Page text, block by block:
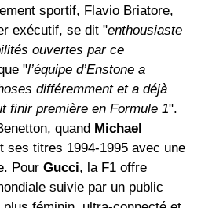
sportif, Flavio Briatore,
exécutif, se dit "enthousiaste
ouvertes par ce
"l’équipe d’Enstone a
différemment et a déjà
finir première en Formule 1".
quand Michael
ses titres 1994‑1995 avec une
Pour Gucci, la F1 offre
suivie par un public